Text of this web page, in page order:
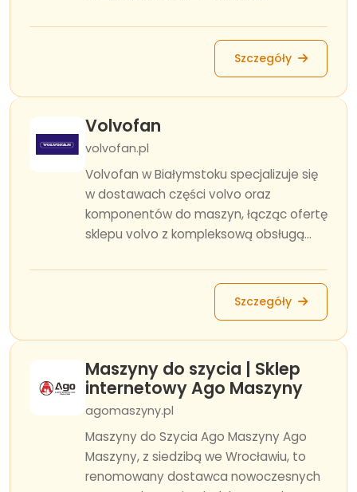
Szczegóły
Volvofan
volvofan.pl
Volvofan w Białymstoku specjalizuje się
w dostawach części volvo oraz
komponentów do maszyn, łącząc ofertę
sklepu volvo z kompleksową obsługą...
Szczegóły
Maszyny do szycia | Sklep
internetowy Ago Maszyny
agomaszyny.pl
Maszyny do Szycia Ago Maszyny Ago
Maszyny, z siedzibą we Wrocławiu, to
renomowany dostawca nowoczesnych